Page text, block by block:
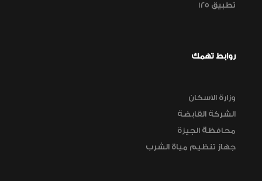
تطبيق 125
روابط تهمك
وزارة الاسكان
الشركة القابضة
محافظة الجيزة
جهاز تنظيم مياة الشرب